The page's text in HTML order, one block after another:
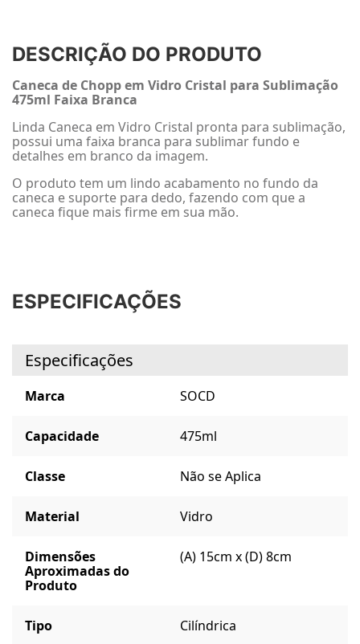
DESCRIÇÃO DO PRODUTO
Caneca de Chopp em Vidro Cristal para Sublimação
475ml Faixa Branca
Linda Caneca em Vidro Cristal pronta para sublimação,
possui uma faixa branca para sublimar fundo e
detalhes em branco da imagem.
O produto tem um lindo acabamento no fundo da
caneca e suporte para dedo, fazendo com que a
caneca fique mais firme em sua mão.
ESPECIFICAÇÕES
Especificações
Marca SOCD
Capacidade 475ml
Classe Não se Aplica
Material Vidro
Dimensões
Aproximadas do
Produto
(A) 15cm x (D) 8cm
Tipo Cilíndrica